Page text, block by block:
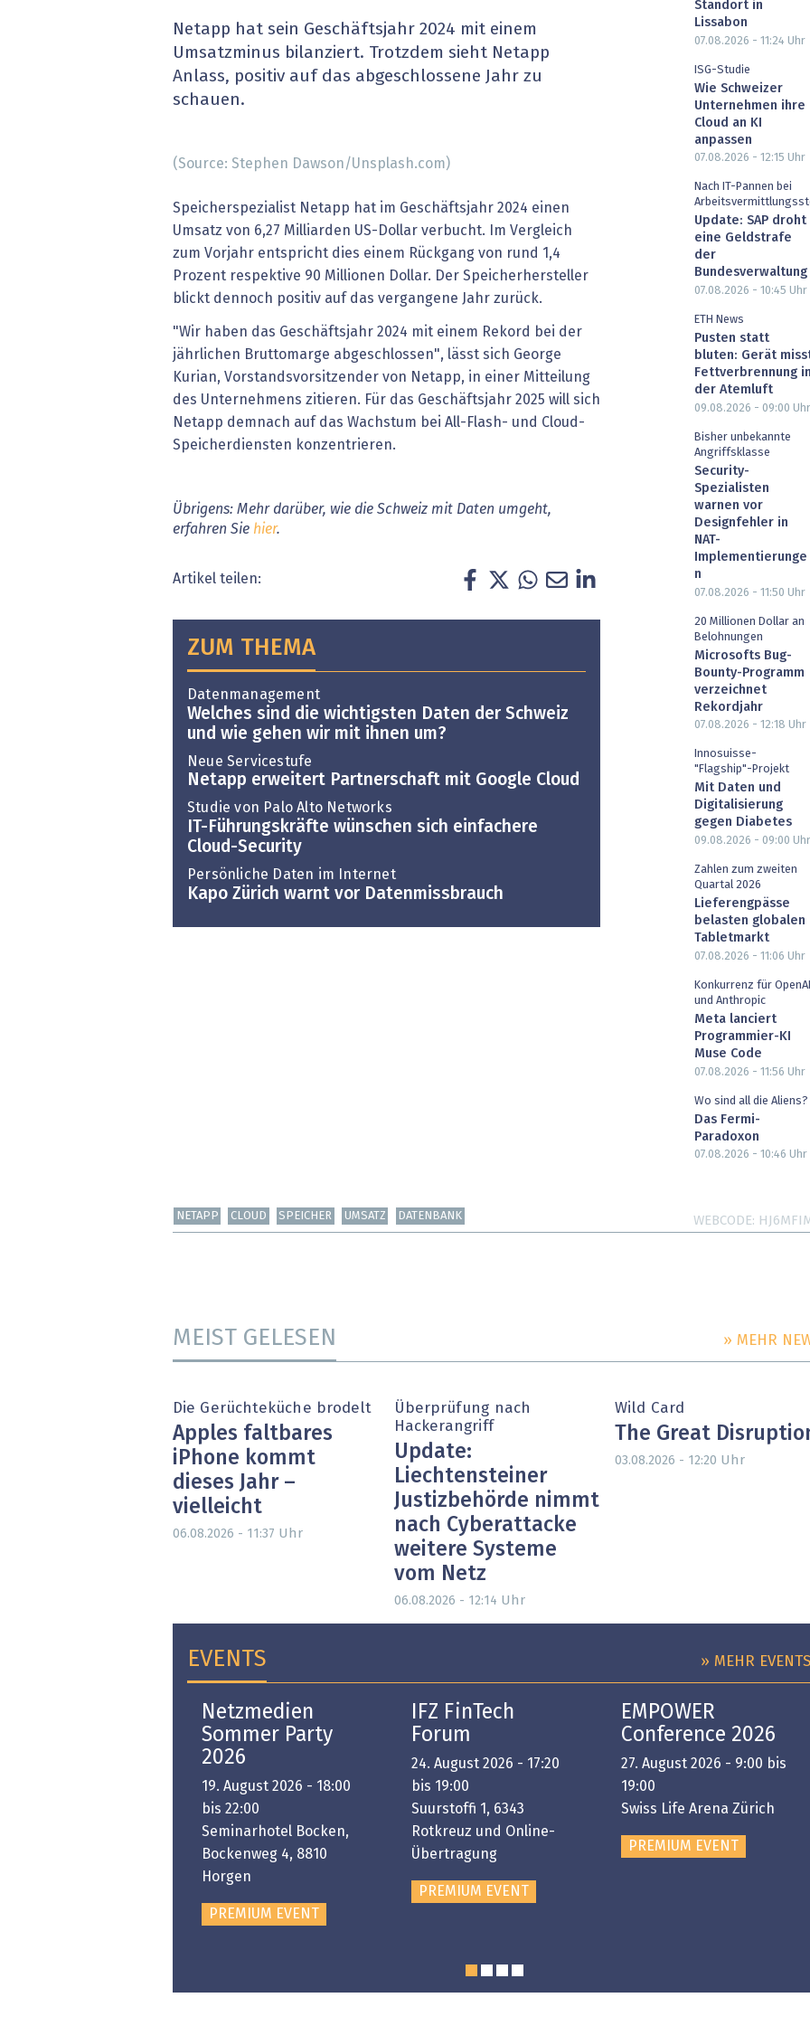
» alle News Gesundheit wird digital
» alle Dossiers
Artificial Intelligence
Fintech & Insurtech
Professional AV & Digital Signage
» alle Specials
Netapp hat sein Geschäftsjahr 2024 mit einem
Umsatzminus bilanziert. Trotzdem sieht Netapp
Anlass, positiv auf das abgeschlossene Jahr zu
schauen.
(Source: Stephen Dawson/Unsplash.com)
Speicherspezialist Netapp hat im Geschäftsjahr 2024 einen
Umsatz von 6,27 Milliarden US-Dollar verbucht. Im Vergleich
zum Vorjahr entspricht dies einem Rückgang von rund 1,4
Prozent respektive 90 Millionen Dollar. Der Speicherhersteller
blickt dennoch positiv auf das vergangene Jahr zurück.
"Wir haben das Geschäftsjahr 2024 mit einem Rekord bei der
jährlichen Bruttomarge abgeschlossen", lässt sich George
Kurian, Vorstandsvorsitzender von Netapp, in einer Mitteilung
des Unternehmens zitieren. Für das Geschäftsjahr 2025 will sich
Netapp demnach auf das Wachstum bei All-Flash- und Cloud-
Speicherdiensten konzentrieren.
Übrigens: Mehr darüber, wie die Schweiz mit Daten umgeht,
erfahren Sie hier.
Artikel teilen:
ZUM THEMA
Datenmanagement
Welches sind die wichtigsten Daten der Schweiz
und wie gehen wir mit ihnen um?
Neue Servicestufe
Netapp erweitert Partnerschaft mit Google Cloud
Studie von Palo Alto Networks
IT-Führungskräfte wünschen sich einfachere
Cloud-Security
Persönliche Daten im Internet
Kapo Zürich warnt vor Datenmissbrauch
Standort in
Lissabon
07.08.2026 - 11:24 Uhr
ISG-Studie
Wie Schweizer
Unternehmen ihre
Cloud an KI
anpassen
07.08.2026 - 12:15 Uhr
Nach IT-Pannen bei
Update: SAP droht
eine Geldstrafe
der
Bundesverwaltung
07.08.2026 - 10:45 Uhr
ETH News
Pusten statt
bluten: Gerät
Fettverbrennung in
der Atemluft
09.08.2026 - 09:00 Uhr
Bisher unbekannte
Angriffsklasse
Security-
Spezialisten
warnen vor
Designfehler in
NAT-
Implementierunge
n
07.08.2026 - 11:50 Uhr
20 Millionen Dollar an
Belohnungen
Microsofts Bug-
Bounty-Programm
verzeichnet
Rekordjahr
07.08.2026 - 12:18 Uhr
Innosuisse-
"Flagship"-Projekt
Mit Daten und
Digitalisierung
gegen Diabetes
09.08.2026 - 09:00 Uhr
Zahlen zum zweiten
Quartal 2026
Lieferengpässe
belasten globalen
Tabletmarkt
07.08.2026 - 11:06 Uhr
Konkurrenz für OpenAI
und Anthropic
Meta lanciert
Programmier-KI
Muse Code
07.08.2026 - 11:56 Uhr
Wo sind all die Aliens?
Das Fermi-
Paradoxon
07.08.2026 - 10:46 Uhr
NETAPP CLOUD SPEICHER UMSATZ DATENBANK WEBCODE
MEIST GELESEN » MEHR
Die Gerüchteküche brodelt
Apples faltbares
iPhone kommt
dieses Jahr –
vielleicht
06.08.2026 - 11:37 Uhr
Überprüfung nach
Hackerangriff
Update:
Liechtensteiner
Justizbehörde nimmt
nach Cyberattacke
weitere Systeme
vom Netz
06.08.2026 - 12:14 Uhr
Wild Card
The Great
03.08.2026 - 12:20 Uhr
EVENTS » MEHR EVENTS
Netzmedien
Sommer Party
2026
19. August 2026 - 18:00
bis 22:00
Seminarhotel Bocken,
Bockenweg 4, 8810
Horgen
PREMIUM EVENT
IFZ FinTech
Forum
24. August 2026 - 17:20
bis 19:00
Suurstoffi 1, 6343
Rotkreuz und Online-
Übertragung
PREMIUM EVENT
EMPOWER
Conference 2026
27. August 2026 - 9:00 bis
19:00
Swiss Life Arena Zürich
PREMIUM EVENT